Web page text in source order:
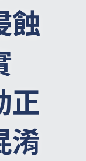
蝕
正
淆